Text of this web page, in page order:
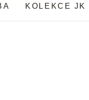
KOLEKCE JK